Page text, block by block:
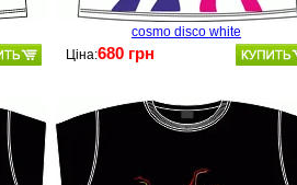
cosmo disco white
Ціна:680 грн